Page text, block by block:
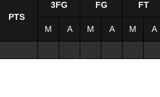
PTS
3FG FG FT
M A M A M A